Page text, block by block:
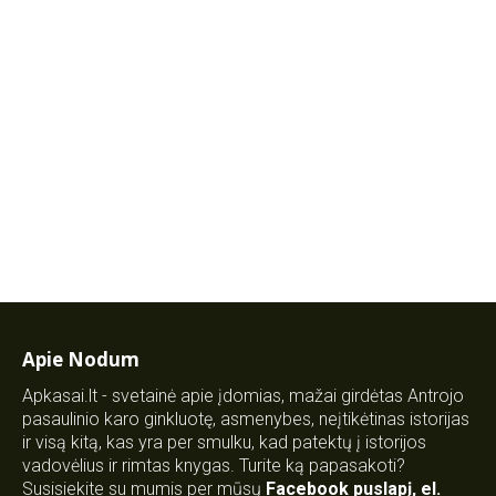
Apie Nodum
Apkasai.lt - svetainė apie įdomias, mažai girdėtas Antrojo
pasaulinio karo ginkluotę, asmenybes, neįtikėtinas istorijas
ir visą kitą, kas yra per smulku, kad patektų į istorijos
vadovėlius ir rimtas knygas. Turite ką papasakoti?
Susisiekite su mumis per mūsų Facebook puslapį, el.